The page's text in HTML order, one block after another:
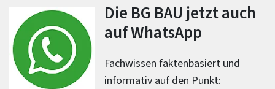
Die BG BAU jetzt auch
auf WhatsApp
Fachwissen faktenbasiert und
informativ auf den Punkt: